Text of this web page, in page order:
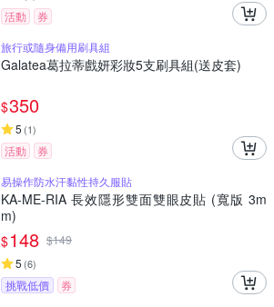
活動 券
旅行或隨身備用刷具組
Galatea葛拉蒂戲妍彩妝5支刷具組(送皮套)
$350
5 (1)
活動
券
易操作防水汗黏性持久服貼
KA-ME-RIA 長效隱形雙面雙眼皮貼 (寬版 3m
m)
$148 $149
5 (6)
挑戰低價
券